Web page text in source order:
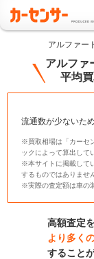
アルファー
アルファ
平均
流通数が少ないた
※買取相場は「カーセ
ックによって算出して
※本サイトに掲載して
するものではありませ
※実際の査定額は車の
高額査定
より多く
すること